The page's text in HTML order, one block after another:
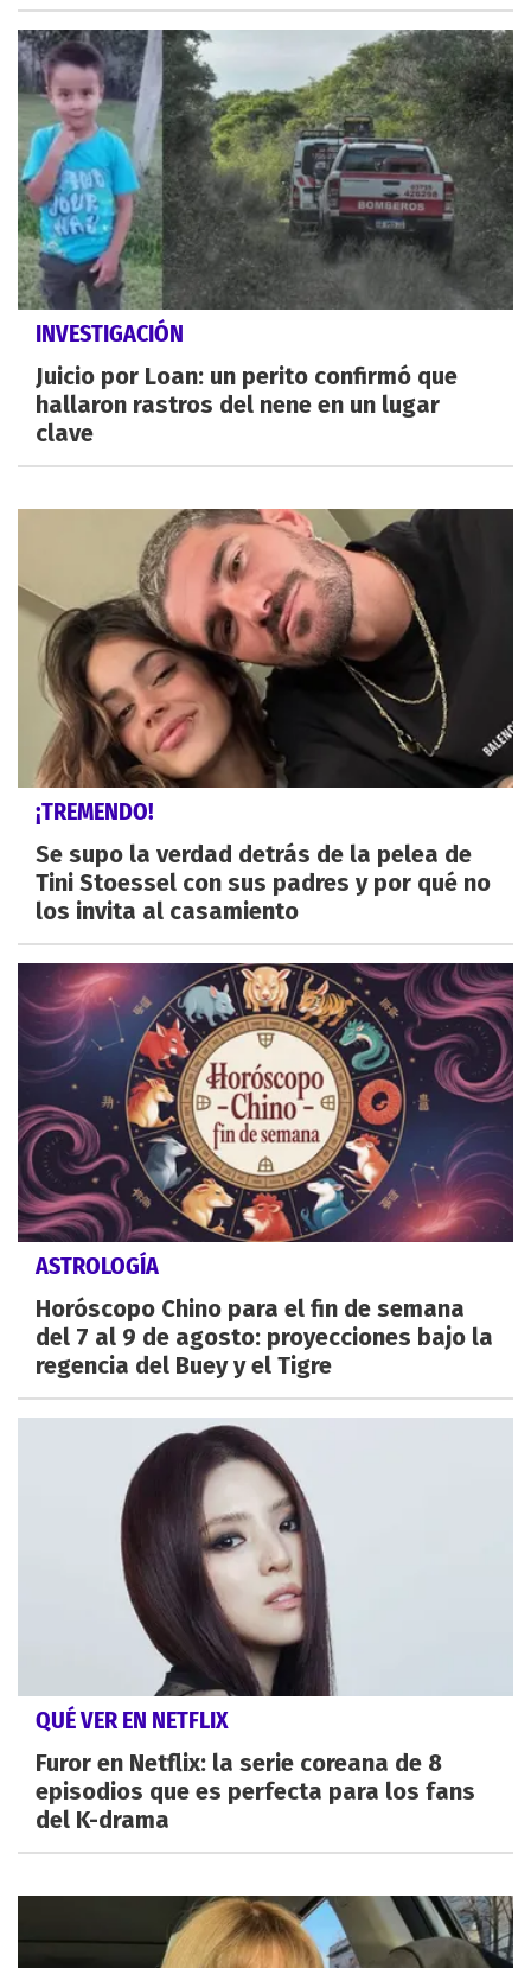
INVESTIGACIÓN
Juicio por Loan: un perito confirmó que
hallaron rastros del nene en un lugar
clave
¡TREMENDO!
Se supo la verdad detrás de la pelea de
Tini Stoessel con sus padres y por qué no
los invita al casamiento
ASTROLOGÍA
Horóscopo Chino para el fin de semana
del 7 al 9 de agosto: proyecciones bajo la
regencia del Buey y el Tigre
QUÉ VER EN NETFLIX
Furor en Netflix: la serie coreana de 8
episodios que es perfecta para los fans
del K-drama